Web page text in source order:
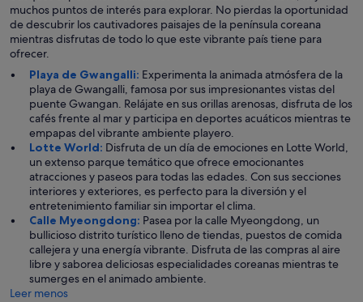
muchos puntos de interés para explorar. No pierdas la oportunidad
de descubrir los cautivadores paisajes de la península coreana
mientras disfrutas de todo lo que este vibrante país tiene para
ofrecer.
Playa de Gwangalli: Experimenta la animada atmósfera de la
playa de Gwangalli, famosa por sus impresionantes vistas del
puente Gwangan. Relájate en sus orillas arenosas, disfruta de los
cafés frente al mar y participa en deportes acuáticos mientras te
empapas del vibrante ambiente playero.
Lotte World: Disfruta de un día de emociones en Lotte World,
un extenso parque temático que ofrece emocionantes
atracciones y paseos para todas las edades. Con sus secciones
interiores y exteriores, es perfecto para la diversión y el
entretenimiento familiar sin importar el clima.
Calle Myeongdong: Pasea por la calle Myeongdong, un
bullicioso distrito turístico lleno de tiendas, puestos de comida
callejera y una energía vibrante. Disfruta de las compras al aire
libre y saborea deliciosas especialidades coreanas mientras te
sumerges en el animado ambiente.
Leer menos